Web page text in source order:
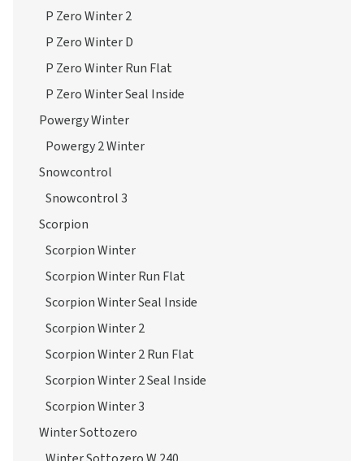
P Zero Winter 2
P Zero Winter D
P Zero Winter Run Flat
P Zero Winter Seal Inside
Powergy Winter
Powergy 2 Winter
Snowcontrol
Snowcontrol 3
Scorpion
Scorpion Winter
Scorpion Winter Run Flat
Scorpion Winter Seal Inside
Scorpion Winter 2
Scorpion Winter 2 Run Flat
Scorpion Winter 2 Seal Inside
Scorpion Winter 3
Winter Sottozero